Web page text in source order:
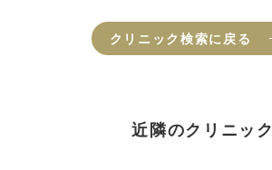
クリニック検索に戻る
近隣のクリニック